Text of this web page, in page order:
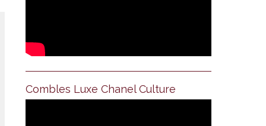
Combles Luxe Chanel Culture